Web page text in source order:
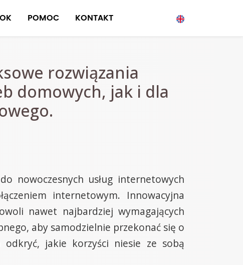
POMOC KONTAKT
rozwiązania
domowych, jak i dla
nowoczesnych usług internetowych
internetowym. Innowacyjna
nawet najbardziej wymagających
aby samodzielnie przekonać się o
jakie korzyści niesie ze sobą